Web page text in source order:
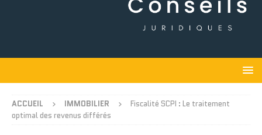
ACCUEIL IMMOBILIER
Fiscalité SCPI : Le traitement
optimal des revenus différés